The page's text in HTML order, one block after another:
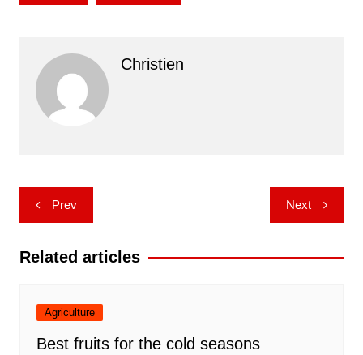
Christien
Post
navigation
Prev Next
Related articles
Agriculture
Best fruits for the cold seasons